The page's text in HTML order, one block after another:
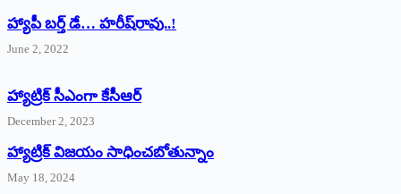
హ్యాపీ బర్త్ ‌డే… హరీష్‌రావు..!
June 2, 2022
హ్యాట్రిక్‌ ‌సీఎంగా కేసీఆర్‌
December 2, 2023
హ్యాట్రిక్‌ విజయం సాధించబోతున్నాం
May 18, 2024